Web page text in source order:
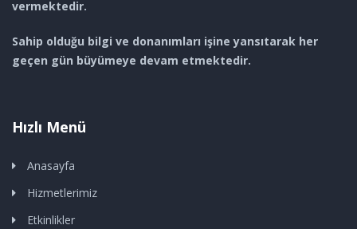
vermektedir.
Sahip olduğu bilgi ve donanımları işine yansıtarak her
geçen gün büyümeye devam etmektedir.
Hızlı Menü
Anasayfa
Hizmetlerimiz
Etkinlikler